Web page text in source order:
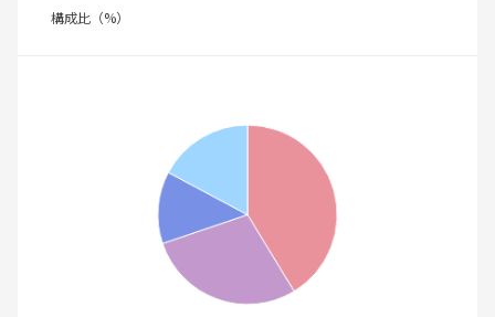
構成比（%）